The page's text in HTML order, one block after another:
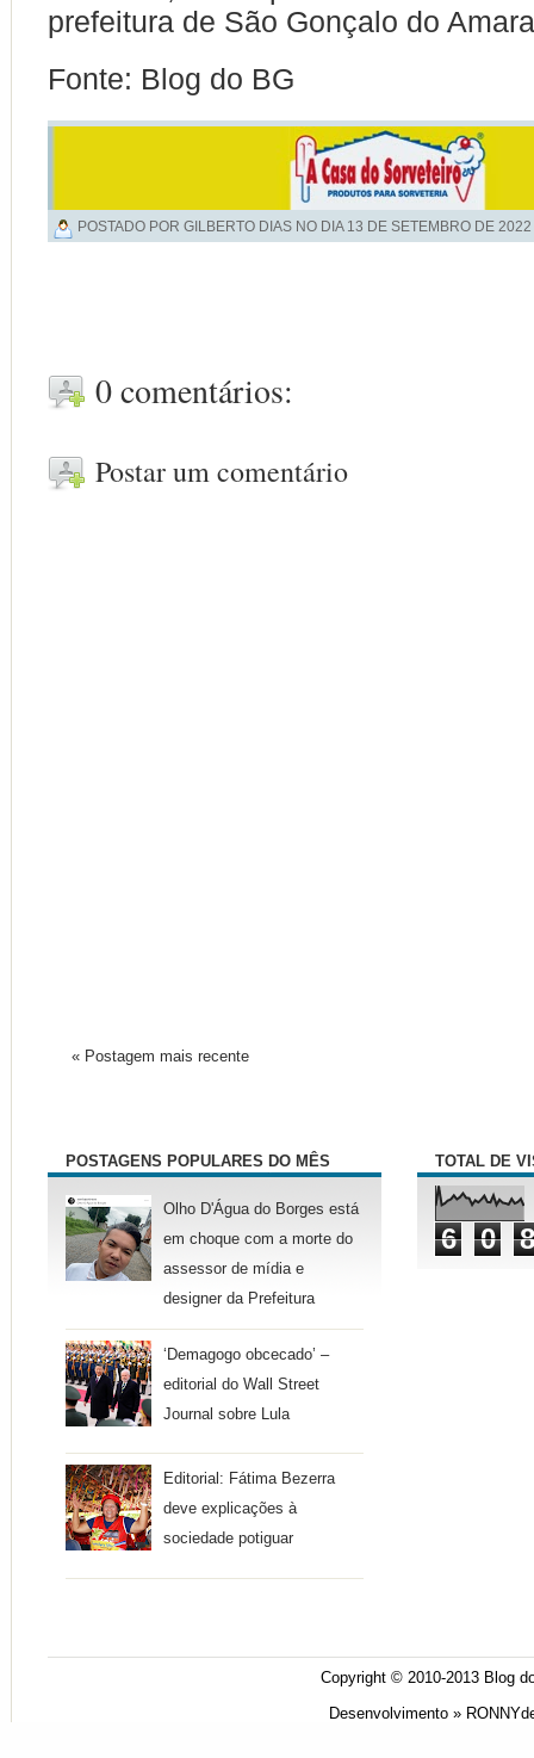
prefeitura de São Gonçalo do
Fonte: Blog do BG
POSTADO POR GILBERTO DIAS NO DIA 13 DE SETEMBRO DE 2022
0 comentários:
Postar um comentário
« Postagem mais recente
POSTAGENS POPULARES DO MÊS
Olho D'Água do Borges está
em choque com a morte do
assessor de mídia e
designer da Prefeitura
‘Demagogo obcecado’ –
editorial do Wall Street
Journal sobre Lula
Editorial: Fátima Bezerra
deve explicações à
sociedade potiguar
TOTAL DE
6 0 8
Copyright © 2010-2013 Blog
Desenvolvimento »